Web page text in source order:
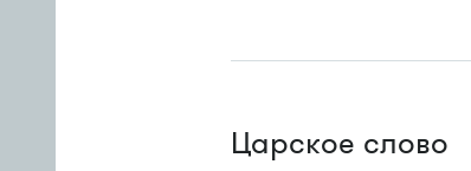
Царское слово